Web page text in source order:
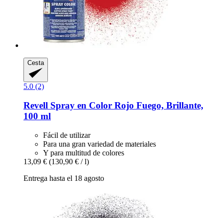
Cesta
5.0 (2)
Revell Spray en Color Rojo Fuego, Brillante,
100 ml
Fácil de utilizar
Para una gran variedad de materiales
Y para multitud de colores
13,09 € (130,90 € / l)
Entrega hasta el 18 agosto